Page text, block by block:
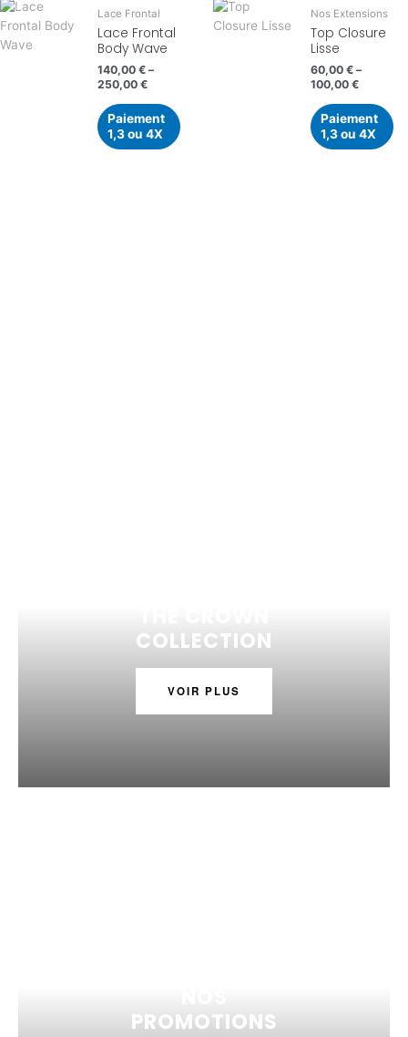
Lace Frontal
Lace Frontal
Body Wave
140,00 € –
250,00 €
Paiement
1,3 ou 4X
Nos Extensions
Top Closure
Lisse
60,00 € –
100,00 €
Paiement
1,3 ou 4X
COLLECTION
VOIR PLUS
PROMOTIONS